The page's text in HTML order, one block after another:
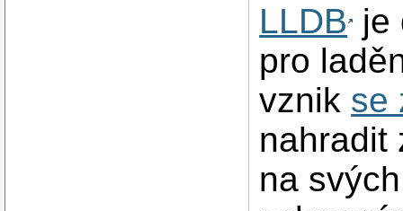
LLDB je
pro
vznik se
nahradit
na